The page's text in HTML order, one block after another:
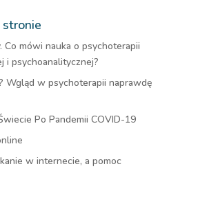
Co mówi nauka o psychoterapii
i psychoanalitycznej?
Wgląd w psychoterapii naprawdę
Po Pandemii COVID-19
w internecie, a pomoc